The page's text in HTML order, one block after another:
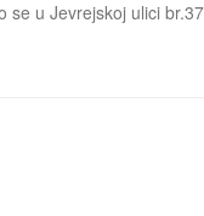
se u Jevrejskoj ulici